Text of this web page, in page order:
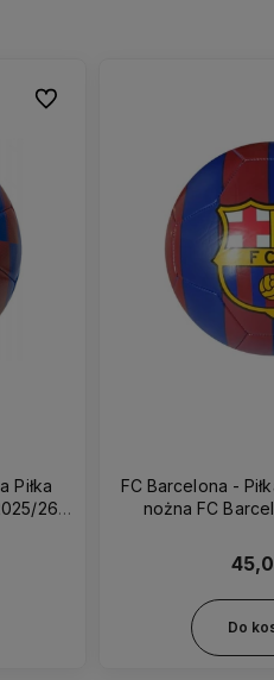
Piłka
26
Do ulubionych
FC Barcelona -
nożna FC
Do